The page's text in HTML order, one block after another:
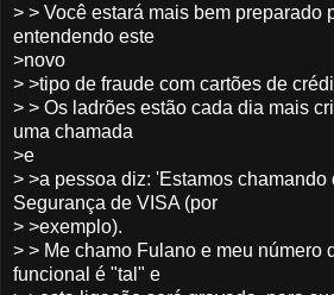
> > Você estará mais bem preparado
entendendo este
>novo
> >tipo de fraude com cartões de
> > Os ladrões estão cada dia mais
uma chamada
>e
> >a pessoa diz: 'Estamos
Segurança de VISA (por
> >exemplo).
> > Me chamo Fulano e meu número
funcional é "tal" e